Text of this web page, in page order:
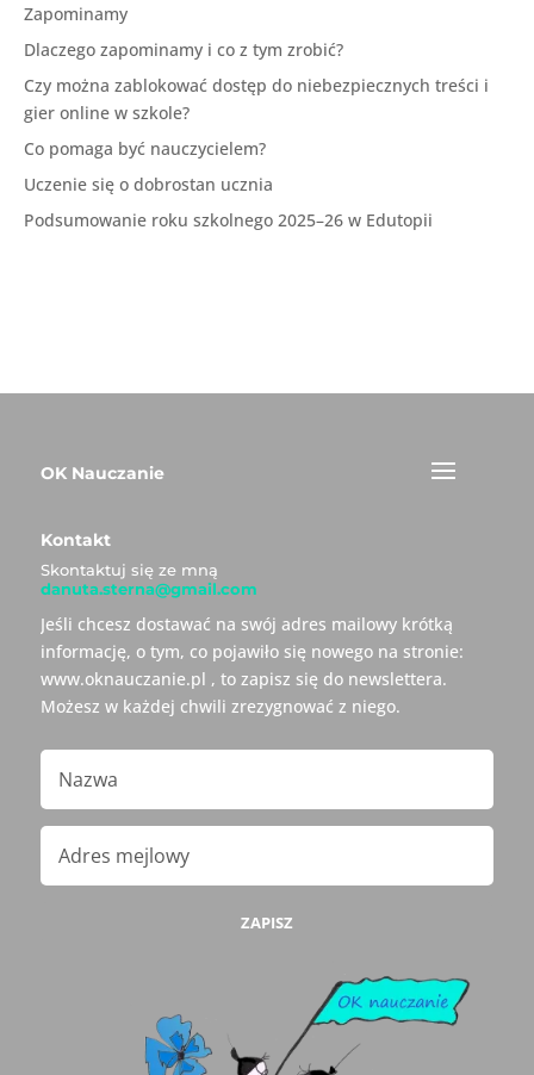
Zapominamy
Dlaczego zapominamy i co z tym zrobić?
Czy można zablokować dostęp do niebezpiecznych treści i
gier online w szkole?
Co pomaga być nauczycielem?
Uczenie się o dobrostan ucznia
Podsumowanie roku szkolnego 2025–26 w Edutopii
OK Nauczanie
Kontakt
Skontaktuj się ze mną
danuta.sterna@gmail.com
Jeśli chcesz dostawać na swój adres mailowy krótką
informację, o tym, co pojawiło się nowego na stronie:
www.oknauczanie.pl , to zapisz się do newslettera.
Możesz w każdej chwili zrezygnować z niego.
ZAPISZ